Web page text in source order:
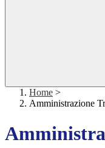
Home >
Amministrazione